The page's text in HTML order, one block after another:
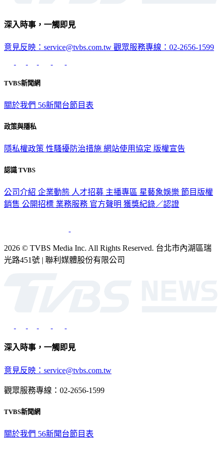
深入時事，一觸即見
意見反映：service@tvbs.com.tw 觀眾服務專線：02-2656-1599
TVBS新聞網
關於我們 56新聞台節目表
政策與隱私
隱私權政策 性騷擾防治措施 網站使用協定 版權宣告
認識 TVBS
公司介紹 企業動態 人才招募 主播專區 星藝象娛樂 節目版權
銷售 公開招標 業務服務 官方聲明 獲獎紀錄／認證
2026 © TVBS Media Inc. All Rights Reserved. 台北市內湖區瑞
光路451號 | 聯利媒體股份有限公司
深入時事，一觸即見
意見反映：service@tvbs.com.tw
觀眾服務專線：02-2656-1599
TVBS新聞網
關於我們 56新聞台節目表